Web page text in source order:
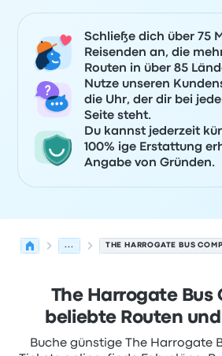
Schließe dich über 75
Reisenden an, die
Routen in über 85
Nutze unseren
die Uhr, der dir bei
Seite steht.
Du kannst jederzeit
100% ige Erstattung
Angabe von Gründen.
... THE HARROGATE BUS
The Harrogate Bus
beliebte Routen
Buche günstige The Harrogate